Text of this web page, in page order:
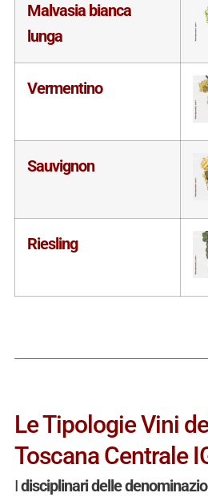
Malvasia bianca
lunga
Vermentino
Sauvignon
Riesling
Le Tipologie Vini
Toscana Centrale
Idisciplinari delle